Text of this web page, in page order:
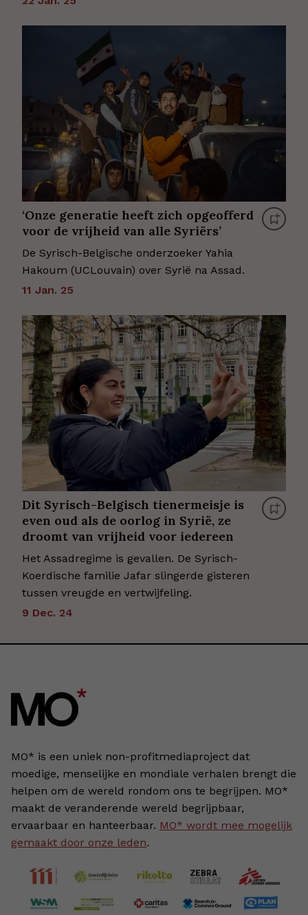
‘Onze generatie heeft zich opgeofferd
voor de vrijheid van alle Syriërs’
De Syrisch-Belgische onderzoeker Yahia
Hakoum (UCLouvain) over Syrië na Assad.
11 Jan. 25
Dit Syrisch-Belgisch tienermeisje is
even oud als de oorlog in Syrië, ze
droomt van vrijheid voor iedereen
Het Assadregime is gevallen. De Syrisch-
Koerdische familie Jafar slingerde gisteren
tussen vreugde en vertwijfeling.
9 Dec. 24
MO* is een uniek non-profitmediaproject dat
moedige, menselijke en mondiale verhalen brengt die
helpen om de wereld rondom ons te begrijpen. MO*
maakt de veranderende wereld begrijpbaar,
ervaarbaar en hanteerbaar. MO* wordt mee mogelijk
gemaakt door onze leden.